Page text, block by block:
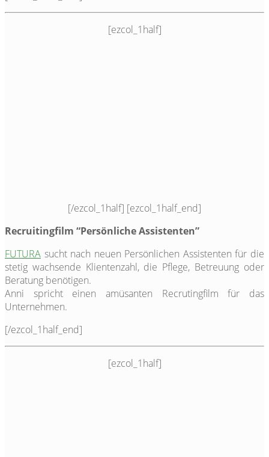
[ezcol_1half]
[/ezcol_1half] [ezcol_1half_end]
Recruitingfilm “Persönliche Assistenten”
FUTURA sucht nach neuen Persönlichen Assistenten für die
stetig wachsende Klientenzahl, die Pflege, Betreuung oder
Beratung benötigen.
Anni spricht einen amüsanten Recrutingfilm für das
Unternehmen.
[/ezcol_1half_end]
[ezcol_1half]